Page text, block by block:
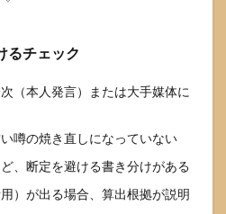
るチェック
（本人発言）または大手媒体に
噂の焼き直しになっていない
、断定を避ける書き分けがある
）が出る場合、算出根拠が説明